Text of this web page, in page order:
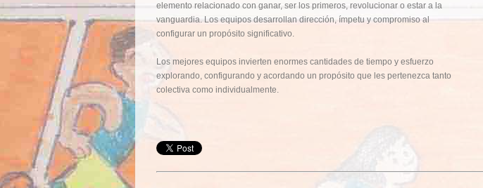
elemento relacionado con ganar, ser los primeros, revolucionar o estar a la
vanguardia. Los equipos desarrollan dirección, ímpetu y compromiso al
configurar un propósito significativo.
Los mejores equipos invierten enormes cantidades de tiempo y esfuerzo
explorando, configurando y acordando un propósito que les pertenezca tanto
colectiva como individualmente.